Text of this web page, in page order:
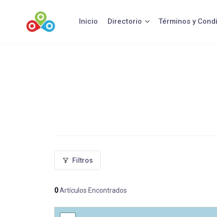
contenido
Inicio Directorio Términos y
Filtros
0Artículos Encontrados